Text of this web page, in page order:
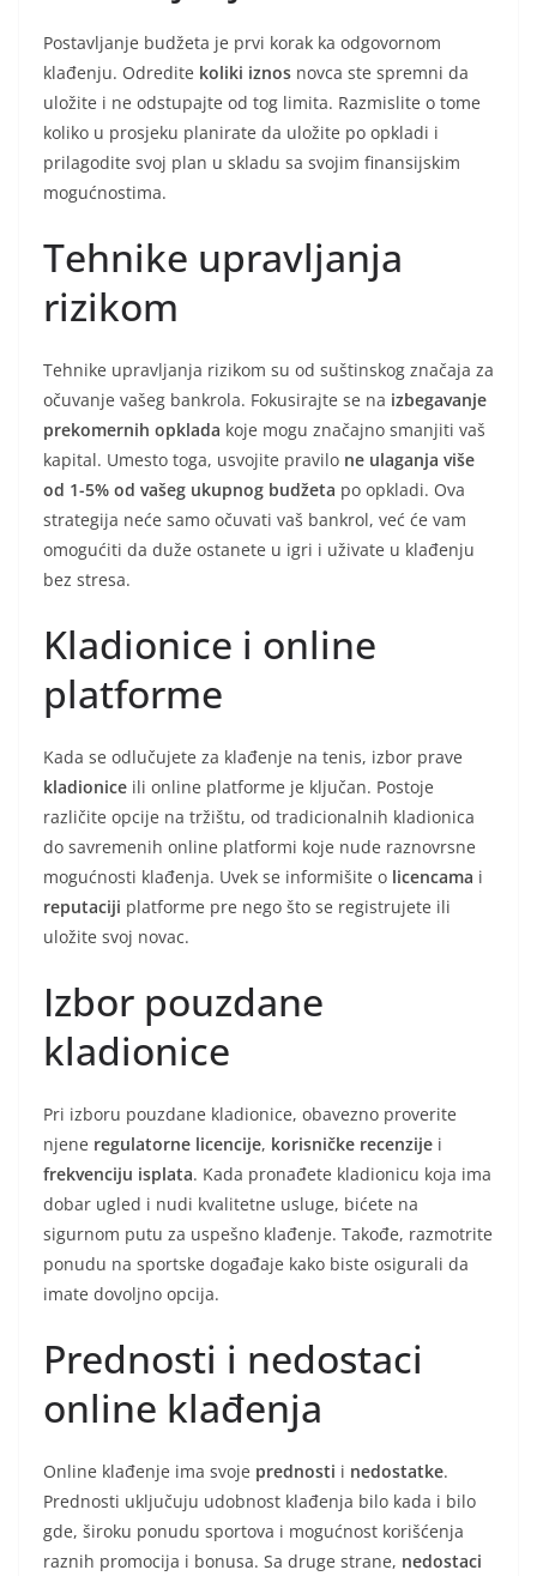
Postavljanje budžeta je prvi korak ka odgovornom
klađenju. Odredite koliki iznos novca ste spremni da
uložite i ne odstupajte od tog limita. Razmislite o tome
koliko u prosjeku planirate da uložite po opkladi i
prilagodite svoj plan u skladu sa svojim finansijskim
mogućnostima.
Tehnike upravljanja
rizikom
Tehnike upravljanja rizikom su od suštinskog značaja za
očuvanje vašeg bankrola. Fokusirajte se na izbegavanje
prekomernih opklada koje mogu značajno smanjiti vaš
kapital. Umesto toga, usvojite pravilo ne ulaganja više
od 1-5% od vašeg ukupnog budžeta po opkladi. Ova
strategija neće samo očuvati vaš bankrol, već će vam
omogućiti da duže ostanete u igri i uživate u klađenju
bez stresa.
Kladionice i online
platforme
Kada se odlučujete za klađenje na tenis, izbor prave
kladionice ili online platforme je ključan. Postoje
različite opcije na tržištu, od tradicionalnih kladionica
do savremenih online platformi koje nude raznovrsne
mogućnosti klađenja. Uvek se informišite o licencama i
reputaciji platforme pre nego što se registrujete ili
uložite svoj novac.
Izbor pouzdane
kladionice
Pri izboru pouzdane kladionice, obavezno proverite
njene regulatorne licencije, korisničke recenzije i
frekvenciju isplata. Kada pronađete kladionicu koja ima
dobar ugled i nudi kvalitetne usluge, bićete na
sigurnom putu za uspešno klađenje. Takođe, razmotrite
ponudu na sportske događaje kako biste osigurali da
imate dovoljno opcija.
Prednosti i nedostaci
online klađenja
Online klađenje ima svoje prednosti i nedostatke.
Prednosti uključuju udobnost klađenja bilo kada i bilo
gde, široku ponudu sportova i mogućnost korišćenja
raznih promocija i bonusa. Sa druge strane, nedostaci